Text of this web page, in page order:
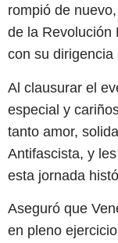
rompió de
de la Revolución
con su
Al clausurar el
especial y
tanto amor,
Antifascista, y
esta jornada
Aseguró que
en pleno